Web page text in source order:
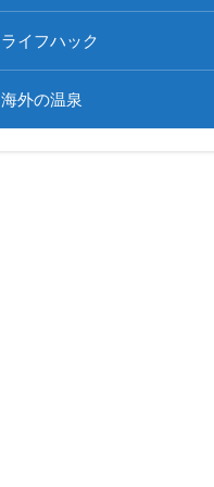
ライフハック
海外の温泉